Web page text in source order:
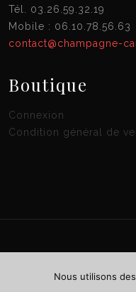
Tél. 03.26.59.32.19
Mobile : 06.10.78.56.63
contact@champagne-
Boutique
Connexion
Condition général de
Nous utilisons